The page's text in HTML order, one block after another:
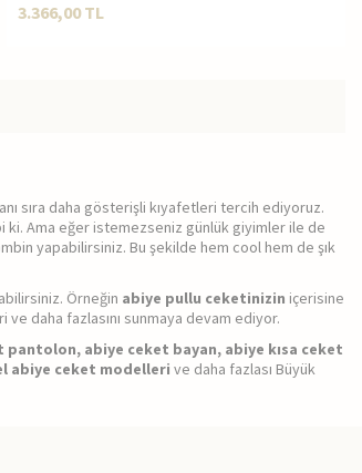
3.366,00TL
sıra daha gösterişli kıyafetleri tercih ediyoruz.
ki. Ama eğer istemezseniz günlük giyimler ile de
yapabilirsiniz. Bu şekilde hem cool hem de şık
Örneğin abiye pullu ceketinizin içerisine
daha fazlasını sunmaya devam ediyor.
abiye ceket bayan, abiye kısa ceket
abiye ceket modelleri ve daha fazlası Büyük